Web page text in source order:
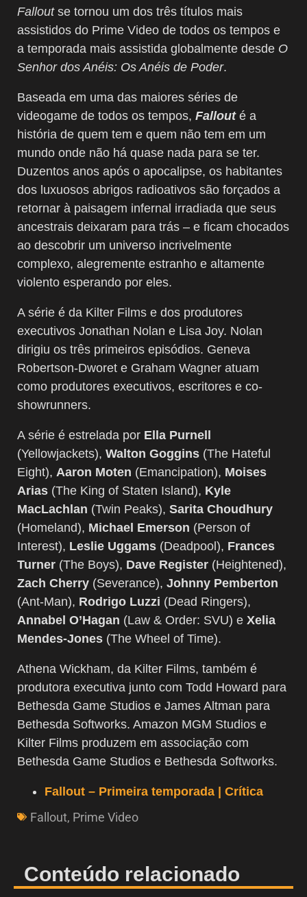
Falloutse tornou um dos três títulos mais
assistidos do Prime Video de todos os tempos e
a temporada mais assistida globalmente desde O
Senhor dos Anéis: Os Anéis de Poder.
Baseada em uma das maiores séries de
videogame de todos os tempos, Fallouté a
história de quem tem e quem não tem em um
mundo onde não há quase nada para se ter.
Duzentos anos após o apocalipse, os habitantes
dos luxuosos abrigos radioativos são forçados a
retornar à paisagem infernal irradiada que seus
ancestrais deixaram para trás – e ficam chocados
ao descobrir um universo incrivelmente
complexo, alegremente estranho e altamente
violento esperando por eles.
A série é da Kilter Films e dos produtores
executivos Jonathan Nolan e Lisa Joy. Nolan
dirigiu os três primeiros episódios. Geneva
Robertson-Dworet e Graham Wagner atuam
como produtores executivos, escritores e co-
showrunners.
A série é estrelada por Ella Purnell
(Yellowjackets), Walton Goggins (The Hateful
Eight), Aaron Moten (Emancipation), Moises
Arias (The King of Staten Island), Kyle
MacLachlan (Twin Peaks), Sarita Choudhury
(Homeland), Michael Emerson (Person of
Interest), Leslie Uggams (Deadpool), Frances
Turner (The Boys), Dave Register (Heightened),
Zach Cherry (Severance), Johnny Pemberton
(Ant-Man), Rodrigo Luzzi (Dead Ringers),
Annabel O’Hagan (Law & Order: SVU) e Xelia
Mendes-Jones (The Wheel of Time).
Athena Wickham, da Kilter Films, também é
produtora executiva junto com Todd Howard para
Bethesda Game Studios e James Altman para
Bethesda Softworks. Amazon MGM Studios e
Kilter Films produzem em associação com
Bethesda Game Studios e Bethesda Softworks.
Fallout – Primeira temporada | Crítica
Fallout, Prime Video
Conteúdo relacionado